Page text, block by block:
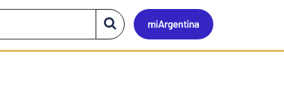
Mi
Buscar
en
el